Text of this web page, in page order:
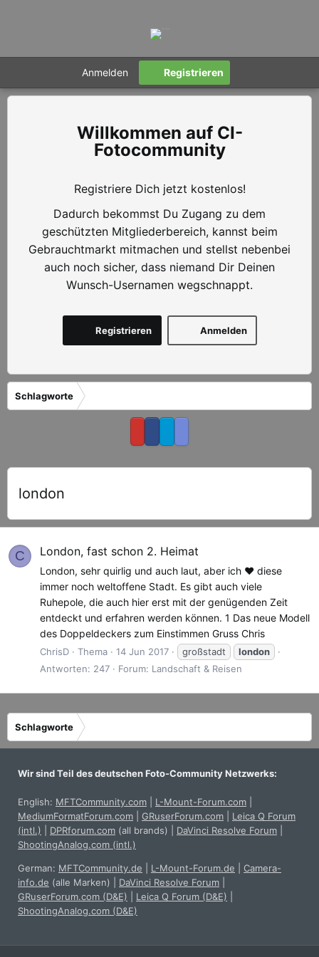
Anmelden Registrieren
CI-
Fotocommunity
Registriere Dich jetzt kostenlos!
Dadurch bekommst Du Zugang zu dem
geschützten Mitgliederbereich, kannst beim
Gebrauchtmarkt mitmachen und stellst nebenbei
auch noch sicher, dass niemand Dir Deinen
Wunsch-Usernamen wegschnappt.
Anmelden
Registrieren
Schlagworte
london
C London, fast schon 2. Heimat
London, sehr quirlig und auch laut, aber ich ❤️ diese
immer noch weltoffene Stadt. Es gibt auch viele
Ruhepole, die auch hier erst mit der genügenden Zeit
entdeckt und erfahren werden können. 1 Das neue Modell
des Doppeldeckers zum Einstimmen Gruss Chris
ChrisD Thema 14 Jun 2017 großstadt
london
Antworten: 247
Forum: Landschaft & Reisen
Schlagworte
Wir sind Teil des deutschen Foto-Community Netzwerks:
English: MFTCommunity.com L-Mount-Forum.com
MediumFormatForum.com
GRuserForum.com
Leica Q Forum
(intl.)
DPRforum.com (all brands) DaVinci Resolve Forum
ShootingAnalog.com (intl.)
German: MFTCommunity.de L-Mount-Forum.de
Camera-
info.de (alle Marken) DaVinci Resolve Forum
GRuserForum.com (D&E)
Leica Q Forum (D&E)
ShootingAnalog.com (D&E)